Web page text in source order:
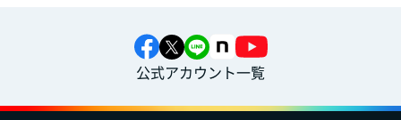
公式アカウント一覧